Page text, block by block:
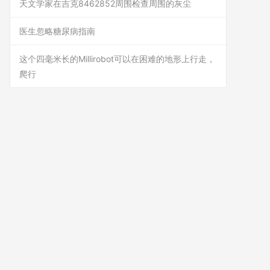
天文学家在吉克8462852周围检查周围的灰尘
医生忽略糖尿病指南
这个四毫米长的Millirobot可以在困难的地形上行走，
爬行